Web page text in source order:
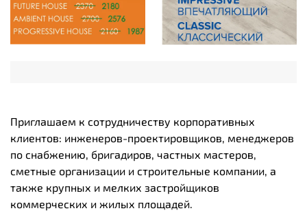
Приглашаем к сотрудничеству корпоративных
клиентов: инженеров-проектировщиков, менеджеров
по снабжению, бригадиров, частных мастеров,
сметные организации и строительные компании, а
также крупных и мелких застройщиков
коммерческих и жилых площадей.